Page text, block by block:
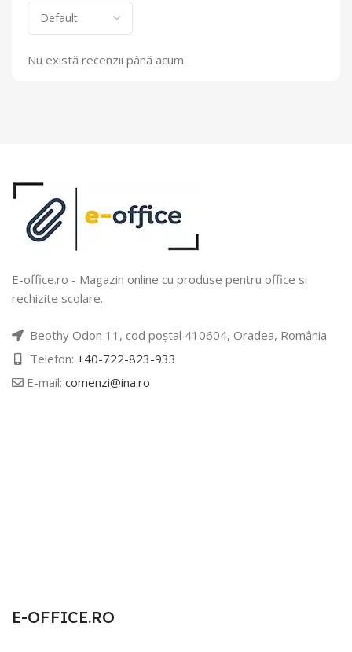
Nu există recenzii până acum.
E-office.ro - Magazin online cu produse pentru office si
rechizite scolare.
Beothy Odon 11, cod poștal 410604, Oradea, România
Telefon: +40-722-823-933
E-mail: comenzi@ina.ro
E-OFFICE.RO